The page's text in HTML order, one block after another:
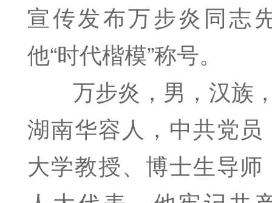
宣传发布万步炎同志
他“时代楷模”称号。
万步炎，男，汉族
湖南华容人，中共党
大学教授、博士生导